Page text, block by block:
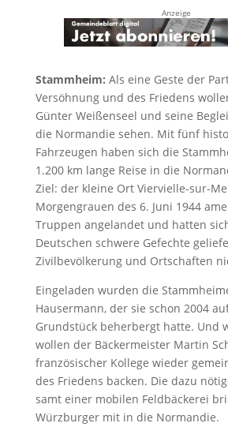
Anzeige
Stammheim: Als eine Geste der
Versöhnung und des Friedens
Günter Weißenseel und seine
die Normandie sehen. Mit fünf
Fahrzeugen haben sich die
1.200 km lange Reise in die
Ziel: der kleine Ort Viervielle-sur-
Morgengrauen des 6. Juni 1944
Truppen angelandet und hatten
Deutschen schwere Gefechte
Zivilbevölkerung und Ortschaften
Eingeladen wurden die
Hausermann, der sie schon 2004
Grundstück beherbergt hatte. Und
wollen der Bäckermeister Martin
französischer Kollege wieder
des Friedens backen. Die dazu
samt einer mobilen Feldbäckerei
Würzburger mit in die Normandie.